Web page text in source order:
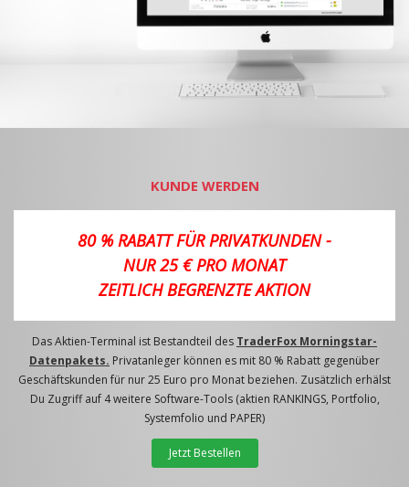
KUNDE WERDEN
80 % RABATT FÜR PRIVATKUNDEN -
NUR 25 € PRO MONAT
ZEITLICH BEGRENZTE AKTION
Das Aktien-Terminal ist Bestandteil des TraderFox Morningstar-
Datenpakets. Privatanleger können es mit 80 % Rabatt gegenüber
Geschäftskunden für nur 25 Euro pro Monat beziehen. Zusätzlich erhälst
Du Zugriff auf 4 weitere Software-Tools (aktien RANKINGS, Portfolio,
Systemfolio und PAPER)
Jetzt Bestellen